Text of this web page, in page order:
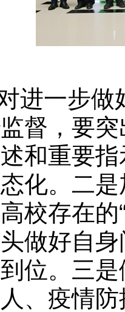
进一步
督，要
和重要
化。二
校存在
做好自
位。三
、疫情